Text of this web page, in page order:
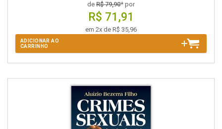
de R$ 79,90* por
R$ 71,91
em 2x de R$ 35,96
ADICIONAR AO
CARRINHO